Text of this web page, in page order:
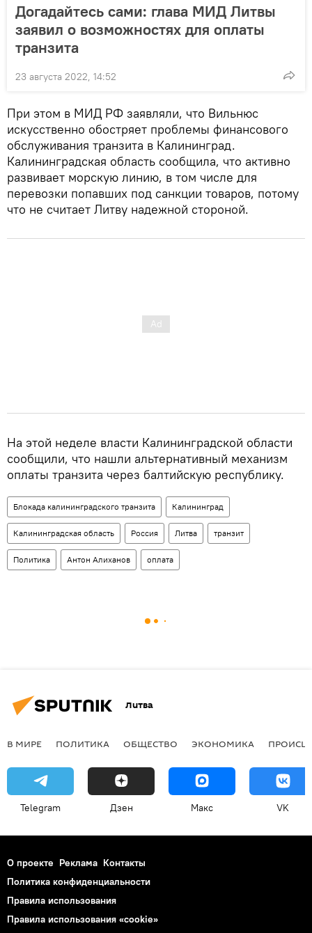
Догадайтесь сами: глава МИД Литвы
заявил о возможностях для оплаты
транзита
23 августа 2022, 14:52
При этом в МИД РФ заявляли, что Вильнюс
искусственно обостряет проблемы финансового
обслуживания транзита в Калининград.
Калининградская область сообщила, что активно
развивает морскую линию, в том числе для
перевозки попавших под санкции товаров, потому
что не считает Литву надежной стороной.
На этой неделе власти Калининградской области
сообщили, что нашли альтернативный механизм
оплаты транзита через балтийскую республику.
Блокада калининградского транзита Калининград
Калининградская область Россия Литва транзит
Политика Антон Алиханов оплата
Литва
В МИРЕ ПОЛИТИКА ОБЩЕСТВО ЭКОНОМИКА
Telegram Дзен Макс VK
О проекте Реклама Контакты
Политика конфиденциальности
Правила использования
Правила использования «cookie»